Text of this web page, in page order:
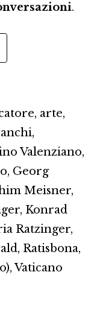
.
, arte,
,
Valenziano,
, Georg
Meisner,
, Konrad
Ratzinger,
, Ratisbona,
,Vaticano